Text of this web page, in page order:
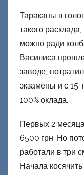
Тараканы в
такого
можно ради
Василиса
заводе,
экзамены и с 15-
100% оклада.
Первых 2
6500 грн. Но
работали в три
Начала